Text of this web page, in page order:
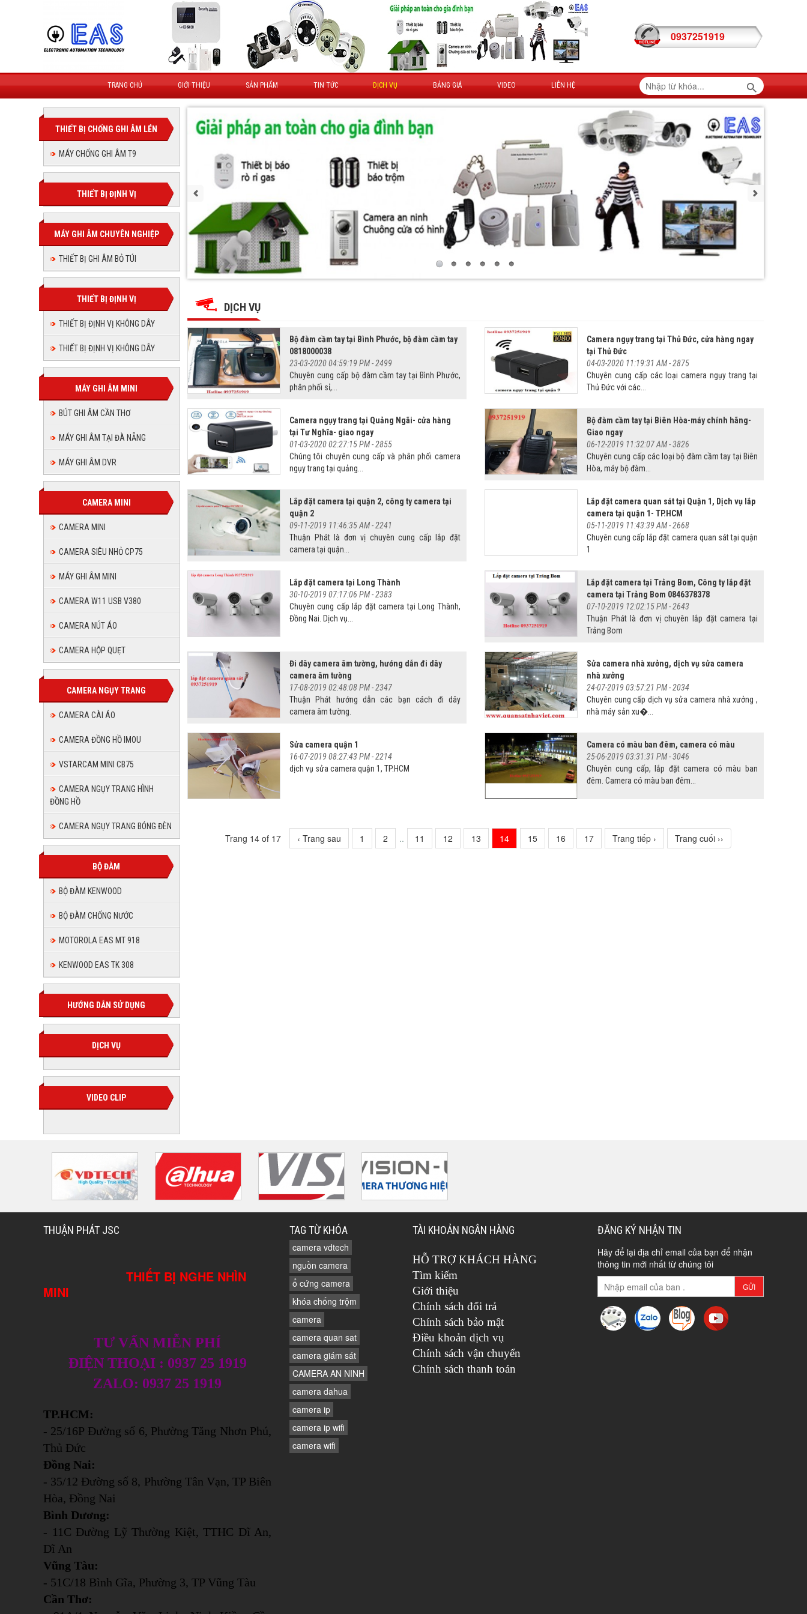
0937251919
TRANG CHỦ GIỚI THIỆU SẢN PHẨM TIN TỨC DỊCH VỤ BẢNG GIÁ VIDEO LIÊN HỆ
THIẾT BỊ CHỐNG GHI ÂM LÉN
MÁY CHỐNG GHI ÂM T9
THIẾT BỊ ĐỊNH VỊ
MÁY GHI ÂM CHUYÊN NGHIỆP
THIẾT BỊ GHI ÂM BỎ TÚI
THIẾT BỊ ĐỊNH VỊ
THIẾT BỊ ĐỊNH VỊ KHÔNG DÂY
THIẾT BỊ ĐỊNH VỊ KHÔNG DÂY
MÁY GHI ÂM MINI
BÚT GHI ÂM CẦN THƠ
MÁY GHI ÂM TẠI ĐÀ NẴNG
MÁY GHI ÂM DVR
CAMERA MINI
CAMERA MINI
CAMERA SIÊU NHỎ CP75
MÁY GHI ÂM MINI
CAMERA W11 USB V380
CAMERA NÚT ÁO
CAMERA HỘP QUẸT
CAMERA NGỤY TRANG
CAMERA CÀI ÁO
CAMERA ĐỒNG HỒ IMOU
VSTARCAM MINI CB75
CAMERA NGỤY TRANG HÌNH
ĐỒNG HỒ
CAMERA NGỤY TRANG BÓNG ĐÈN
BỘ ĐÀM
BỘ ĐÀM KENWOOD
BỘ ĐÀM CHỐNG NƯỚC
MOTOROLA EAS MT 918
KENWOOD EAS TK 308
HƯỚNG DẪN SỬ DỤNG
DỊCH VỤ
VIDEO CLIP
THUẬN
PHÁT
JSC
THUẬN
PHÁT
JSC
THUẬN
PHÁT
JSC
THUẬN
PHÁT
JSC
THUẬN
JSC
THUẬN
JSC
DỊCH VỤ
Bộ đàm cầm tay tại Bình Phước, bộ đàm cầm tay
0818000038
23-03-2020 04:59:19 PM -2499
Chuyên cung cấp bộ đàm cầm tay tại Bình Phước,
phân phối sỉ,...
Camera ngụy trang tại Thủ Đức, cửa hàng ngay
tại Thủ Đức
04-03-2020 11:19:31 AM -2875
Chuyên cung cấp các loại camera ngụy trang tại
Thủ Đức với các...
Camera ngụy trang tại Quảng Ngãi- cửa hàng
tại Tư Nghĩa- giao ngay
01-03-2020 02:27:15 PM -2855
Chúng tôi chuyên cung cấp và phân phối camera
ngụy trang tại quảng...
Bộ đàm cầm tay tại Biên Hòa-máy chính hãng-
Giao ngay
06-12-2019 11:32:07 AM -3826
Chuyên cung cấp các loại bộ đàm cầm tay tại Biên
Hòa, máy bộ đàm...
Lắp đặt camera tại quận 2, công ty camera tại
quận 2
09-11-2019 11:46:35 AM -2241
Thuận Phát là đơn vị chuyên cung cấp lắp đặt
camera tại quận...
Lắp đặt camera quan sát tại Quận 1, Dịch vụ lắp
camera tại quận 1- TP.HCM
05-11-2019 11:43:39 AM -2668
Chuyên cung cấp lắp đặt camera quan sát tại quận
1
Lắp đặt camera tại Long Thành
30-10-2019 07:17:06 PM -2383
Chuyên cung cấp lắp đặt camera tại Long Thành,
Đồng Nai. Dịch vụ...
Lắp đặt camera tại Trảng Bom, Công ty lắp đặt
camera tại Trảng Bom 0846378378
07-10-2019 12:02:15 PM -2643
Thuận Phát là đơn vị chuyên lắp đặt camera tại
Trảng Bom
Đi dây camera âm tường, hướng dẫn đi dây
camera âm tường
17-08-2019 02:48:08 PM -2347
Thuận Phát hướng dẫn các bạn cách đi dây
camera âm tường.
Sửa camera nhà xưởng, dịch vụ sửa camera
nhà xưởng
24-07-2019 03:57:21 PM -2034
Chuyên cung cấp dịch vụ sửa camera nhà xưởng ,
nhà máy sản xu�...
Sửa camera quận 1
16-07-2019 08:27:43 PM -2214
dịch vụ sửa camera quận 1, TP.HCM
Camera có màu ban đêm, camera có màu
25-06-2019 03:31:31 PM -3046
Chuyên cung cấp, lắp đặt camera có màu ban
đêm. Camera có màu ban đêm...
Trang 14 of 17 ‹ Trang sau 1 2 .. 11 12 13 14 15 16 17 Trang tiếp › Trang cuối ››
THUẬN PHÁT JSC
THIẾT BỊ NGHE NHÌN
MINI
TƯ VẤN MIỄN PHÍ
ĐIỆN THOẠI : 0937 25 1919
ZALO: 0937 25 1919
TP.HCM:
- 25/16P Đường số 6, Phường Tăng Nhơn Phú,
Thủ Đức
Đồng Nai:
- 35/12 Đường số 8, Phường Tân Vạn, TP Biên
Hòa, Đồng Nai
Bình Dương:
- 11C Đường Lỹ Thường Kiệt, TTHC Dĩ An,
Dĩ An
Vũng Tàu:
- 51C/18 Bình Gĩa, Phường 3, TP Vũng Tàu
Cần Thơ:
TAG TỪ KHÓA
camera vdtech
nguồn camera
ổ cứng camera
khóa chống trộm
camera
camera quan sat
camera giám sát
CAMERA AN NINH
camera dahua
camera ip
camera ip wifi
camera wifi
TÀI KHOẢN NGÂN HÀNG
HỖ TRỢ KHÁCH HÀNG
Tìm kiếm
Giới thiệu
Chính sách đổi trả
Chính sách bảo mật
Điều khoản dịch vụ
Chính sách vận chuyển
Chính sách thanh toán
ĐĂNG KÝ NHẬN TIN
Hãy để lại địa chỉ email của bạn để nhận
thông tin mới nhất từ chúng tôi
GỬI